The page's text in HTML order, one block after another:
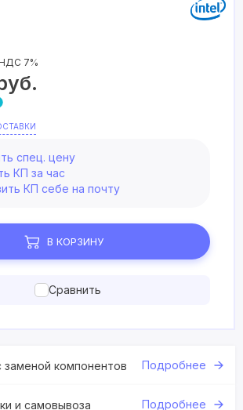
7%
спец. цену
КП за час
КП себе на почту
В КОРЗИНУ
Сравнить
заменой компонентов Подробнее
и самовывоза Подробнее